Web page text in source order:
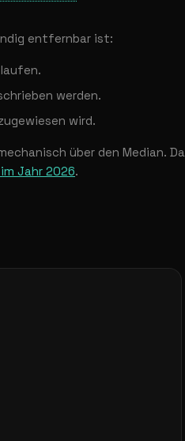
entfernbar ist:
werden.
wird.
über den Median.
Jahr 2026.